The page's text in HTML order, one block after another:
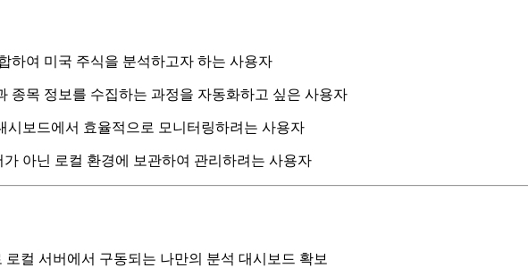
하여 미국 주식을 분석하고자 하는 사용자
종목 정보를 수집하는 과정을 자동화하고 싶은 사용자
시보드에서 효율적으로 모니터링하려는 사용자
아닌 로컬 환경에 보관하여 관리하려는 사용자
로컬 서버에서 구동되는 나만의 분석 대시보드 확보